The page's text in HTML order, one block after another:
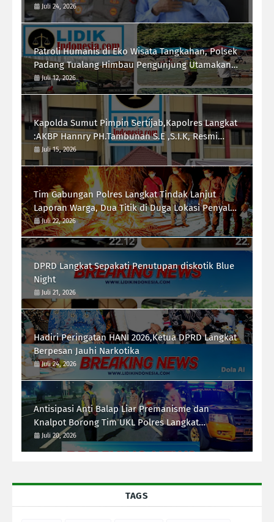
Pemberdayaan Ekonomi Masyarakat
Juli 24, 2026
Patroli Humanis di Eko Wisata Tangkahan, Polsek
Padang Tualang Himbau Pengunjung Utamakan
Keselamatan
Juli 12, 2026
Kapolda Sumut Pimpin Sertijab,Kapolres Langkat
:AKBP Hannry PH.Tambunan S.E ,S.I.K, Resmi
Menjabat
Juli 15, 2026
Tim Gabungan Polres Langkat Tindak Lanjut
Laporan Warga, Dua Titik di Duga Lokasi Penyalah
Gunaan Narkoba di Desa Bubun di Musnahkan
Juli 22, 2026
DPRD Langkat Sepakati Penutupan diskotik Blue
Night
Juli 21, 2026
Hadiri Peringatan HANI 2026,Ketua DPRD Langkat
Berpesan Jauhi Narkotika
Juli 24, 2026
Antisipasi Anti Balap Liar Premanisme dan
Knalpot Borong Tim UKL Polres Langkat
Laksanakan Patroli Malam
Juli 20, 2026
TAGS